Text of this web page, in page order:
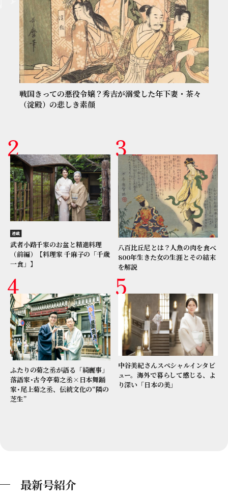
戦国きっての悪役令嬢？秀吉が溺愛した年下妻・茶々
（淀殿）の悲しき素顔
連載
武者小路千家のお盆と精進料理
（前編）【料理家 千麻子の「千歳
一食」】
八百比丘尼とは？人魚の肉を食べ
800年生きた女の生涯とその結末
を解説
ふたりの菊之丞が語る「綺麗事」
落語家･古今亭菊之丞×日本舞踊
家･尾上菊之丞、伝統文化の“隣の
芝生”
中谷美紀さんスペシャルインタビ
ュー。海外で暮らして感じる、よ
り深い「日本の美」
最新号紹介